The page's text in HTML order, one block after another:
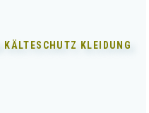
KÄLTESCHUTZ KLEIDUNG